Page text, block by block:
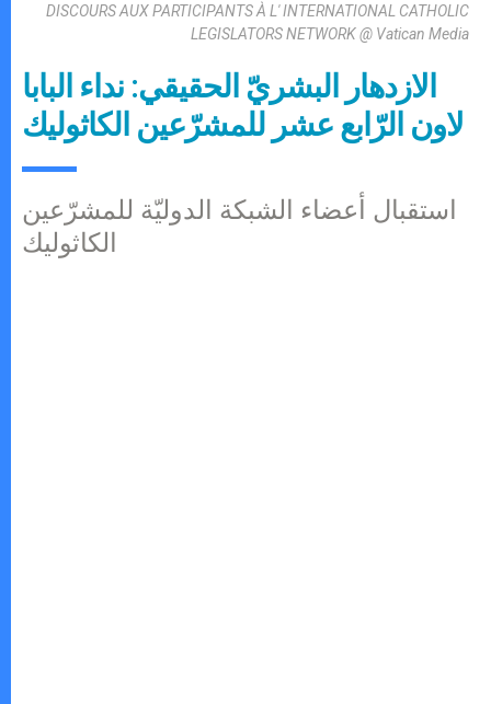
DISCOURS AUX PARTICIPANTS À L' INTERNATIONAL CATHOLIC
LEGISLATORS NETWORK @ Vatican Media
الازدهار البشريّ الحقيقي: نداء البابا
لاون الرّابع عشر للمشرّعين الكاثوليك
استقبال أعضاء الشبكة الدوليّة للمشرّعين
الكاثوليك